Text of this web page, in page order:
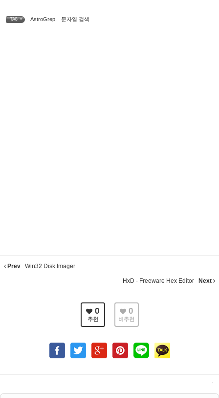
TAG • AstroGrep 문자열 검색
Prev Win32 Disk Imager
HxD - Freeware Hex Editor Next
0
추천
0
비추천